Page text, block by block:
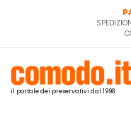
il portale dei preservativi dal 1998